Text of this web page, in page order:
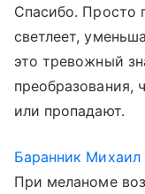
Спасибо. Просто
светлеет,
это тревожный
преобразования,
или пропадают.
Баранник Михаил
При меланоме